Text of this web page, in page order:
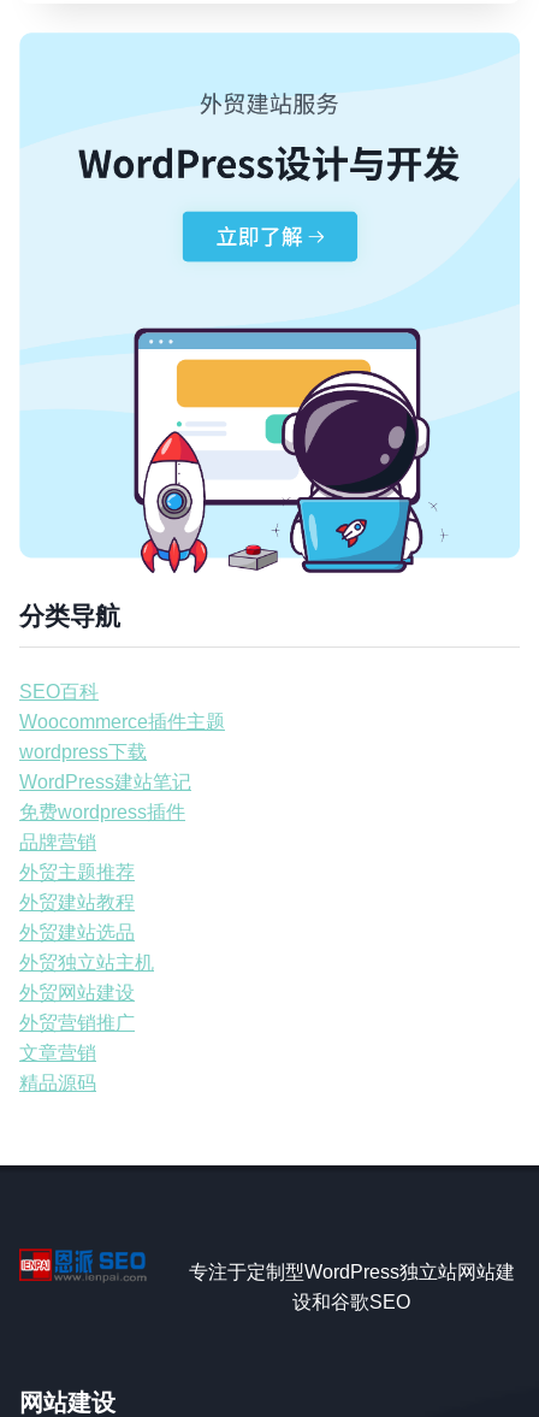
分类导航
SEO百科
Woocommerce插件主题
wordpress下载
WordPress建站笔记
免费wordpress插件
品牌营销
外贸主题推荐
外贸建站教程
外贸建站选品
外贸独立站主机
外贸网站建设
外贸营销推广
文章营销
精品源码
专注于定制型WordPress独立站网站建
设和谷歌SEO
网站建设